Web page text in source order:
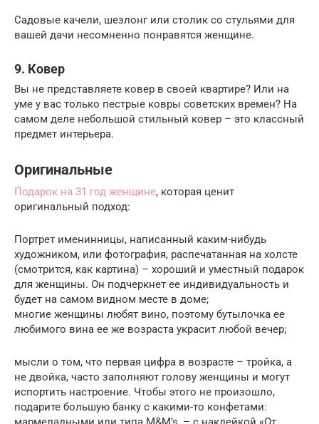
Садовые качели, шезлонг или столик со стульями для
вашей дачи несомненно понравятся женщине.
9. Ковер
Вы не представляете ковер в своей квартире? Или на
уме у вас только пестрые ковры советских времен? На
самом деле небольшой стильный ковер – это классный
предмет интерьера.
Оригинальные
Подарок на 31 год женщине, которая ценит
оригинальный подход:
Портрет именинницы, написанный каким-нибудь
художником, или фотография, распечатанная на холсте
(смотрится, как картина) – хороший и уместный подарок
для женщины. Он подчеркнет ее индивидуальность и
будет на самом видном месте в доме;
многие женщины любят вино, поэтому бутылочка ее
любимого вина ее же возраста украсит любой вечер;
мысли о том, что первая цифра в возрасте – тройка, а
не двойка, часто заполняют голову женщины и могут
испортить настроение. Чтобы этого не произошло,
подарите большую банку с какими-то конфетами: